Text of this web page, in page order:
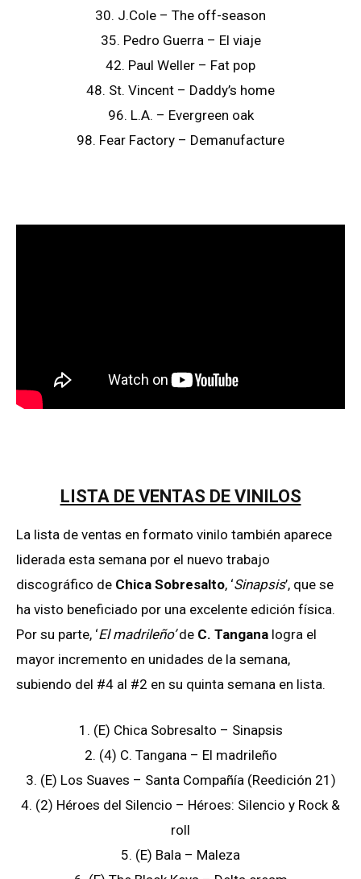
30. J.Cole – The off-season
35. Pedro Guerra – El viaje
42. Paul Weller – Fat pop
48. St. Vincent – Daddy’s home
96. L.A. – Evergreen oak
98. Fear Factory – Demanufacture
LISTA DE VENTAS DE VINILOS
La lista de ventas en formato vinilo también aparece
liderada esta semana por el nuevo trabajo
discográfico de Chica Sobresalto, ‘Sinapsis’, que se
ha visto beneficiado por una excelente edición física.
Por su parte, ‘El madrileño’de C. Tangana logra el
mayor incremento en unidades de la semana,
subiendo del #4 al #2 en su quinta semana en lista.
1. (E) Chica Sobresalto – Sinapsis
2. (4) C. Tangana – El madrileño
3. (E) Los Suaves – Santa Compañía (Reedición 21)
4. (2) Héroes del Silencio – Héroes: Silencio y Rock &
roll
5. (E) Bala – Maleza